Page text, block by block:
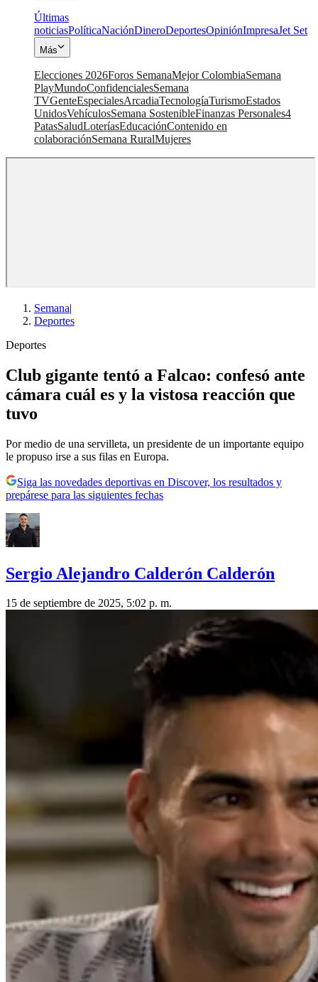
Últimas
noticiasPolíticaNaciónDineroDeportesOpiniónImpresaJet Set
Más
Elecciones 2026Foros SemanaMejor ColombiaSemana
PlayMundoConfidencialesSemana
TVGenteEspecialesArcadiaTecnologíaTurismoEstados
UnidosVehículosSemana SostenibleFinanzas Personales4
PatasSaludLoteríasEducaciónContenido en
colaboraciónSemana RuralMujeres
Semana|
Deportes
Deportes
Club gigante tentó a Falcao: confesó ante
cámara cuál es y la vistosa reacción que
tuvo
Por medio de una servilleta, un presidente de un importante equipo
le propuso irse a sus filas en Europa.
Siga las novedades deportivas en Discover, los resultados y
prepárese para las siguientes fechas
Sergio Alejandro Calderón Calderón
15 de septiembre de 2025, 5:02 p. m.